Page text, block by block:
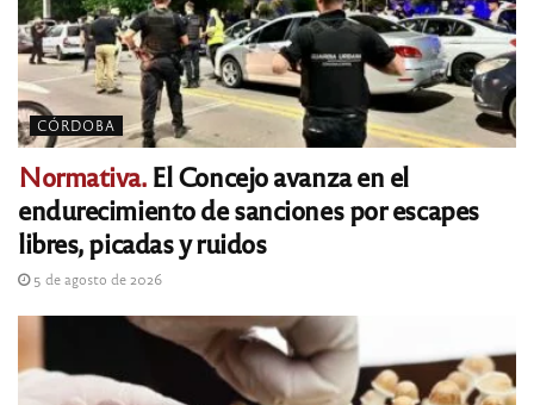
CÓRDOBA
Normativa.El Concejo avanza en el
endurecimiento de sanciones por escapes
libres, picadas y ruidos
5 de agosto de 2026